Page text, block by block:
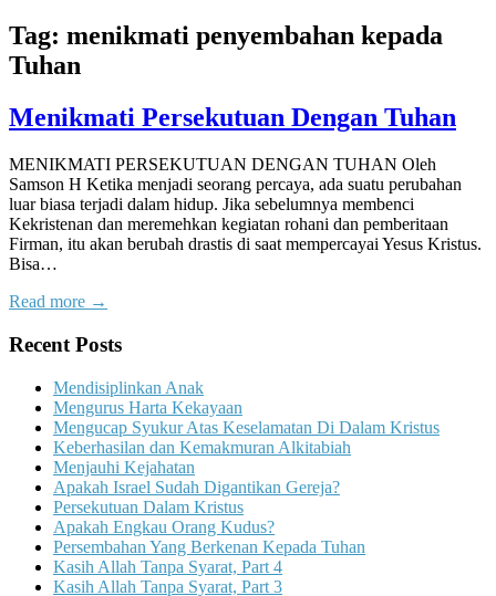
Tag: menikmati penyembahan kepada
Tuhan
Menikmati Persekutuan Dengan Tuhan
MENIKMATI PERSEKUTUAN DENGAN TUHAN Oleh
Samson H Ketika menjadi seorang percaya, ada suatu perubahan
luar biasa terjadi dalam hidup. Jika sebelumnya membenci
Kekristenan dan meremehkan kegiatan rohani dan pemberitaan
Firman, itu akan berubah drastis di saat mempercayai Yesus Kristus.
Bisa…
Read more →
Recent Posts
Mendisiplinkan Anak
Mengurus Harta Kekayaan
Mengucap Syukur Atas Keselamatan Di Dalam Kristus
Keberhasilan dan Kemakmuran Alkitabiah
Menjauhi Kejahatan
Apakah Israel Sudah Digantikan Gereja?
Persekutuan Dalam Kristus
Apakah Engkau Orang Kudus?
Persembahan Yang Berkenan Kepada Tuhan
Kasih Allah Tanpa Syarat, Part 4
Kasih Allah Tanpa Syarat, Part 3